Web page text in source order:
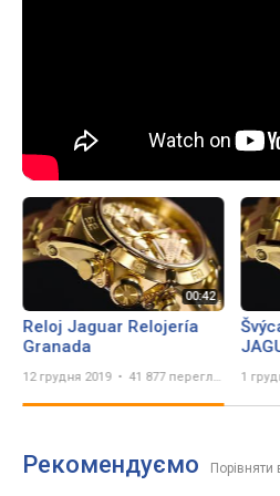
Reloj Jaguar Relojería
Granada
12 грудня 2019 41 877 переглядів 1
Рекомендуємо Порівняти